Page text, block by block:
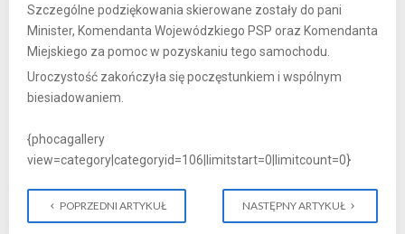
Szczególne podziękowania skierowane zostały do pani
Minister, Komendanta Wojewódzkiego PSP oraz Komendanta
Miejskiego za pomoc w pozyskaniu tego samochodu.
Uroczystość zakończyła się poczęstunkiem i wspólnym
biesiadowaniem.
{phocagallery
view=category|categoryid=106|limitstart=0|limitcount=0}
POPRZEDNI ARTYKUŁ NASTĘPNY ARTYKUŁ